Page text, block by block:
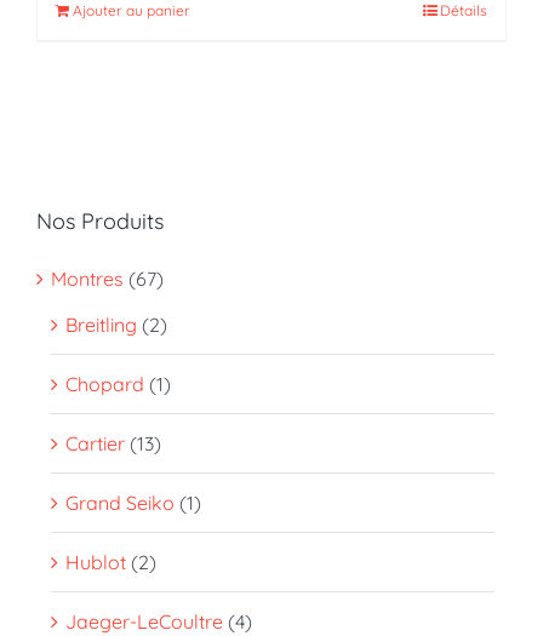
Ajouter au panier Détails
Nos Produits
Montres (67)
Breitling (2)
Chopard (1)
Cartier (13)
Grand Seiko (1)
Hublot (2)
Jaeger-LeCoultre (4)